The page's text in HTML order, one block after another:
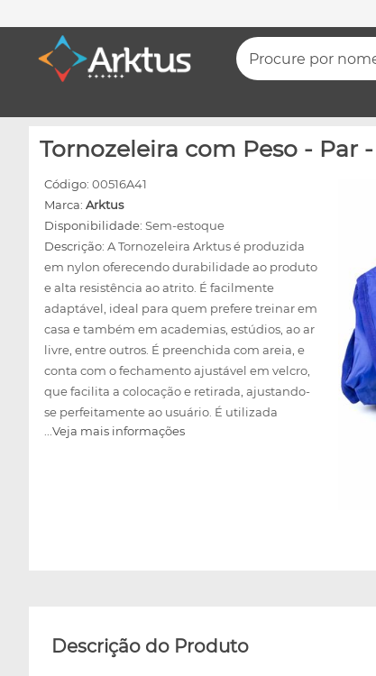
Procure por
Tornozeleira com Peso - Par
Código: 00516A41
Marca: Arktus
Disponibilidade: Sem-estoque
Descrição: A Tornozeleira Arktus é produzida
em nylon oferecendo durabilidade ao produto
e alta resistência ao atrito. É facilmente
adaptável, ideal para quem prefere treinar em
casa e também em academias, estúdios, ao ar
livre, entre outros. É preenchida com areia, e
conta com o fechamento ajustável em velcro,
que facilita a colocação e retirada, ajustando-
se perfeitamente ao usuário. É utilizada
principalmente nos treinamentos para
possibilitando optar pelo mais adequado com
a resistência física do usuário.
...Veja mais informações
Descrição do Produto